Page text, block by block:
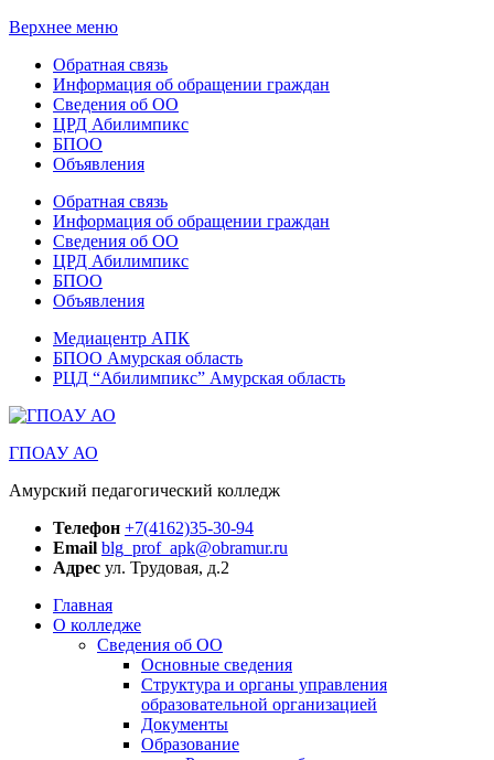
Верхнее меню
Обратная связь
Информация об обращении граждан
Сведения об ОО
ЦРД Абилимпикс
БПОО
Объявления
Обратная связь
Информация об обращении граждан
Сведения об ОО
ЦРД Абилимпикс
БПОО
Объявления
Медиацентр АПК
БПОО Амурская область
РЦД “Абилимпикс” Амурская область
ГПОАУ АО
Амурский педагогический колледж
Телефон +7(4162)35-30-94
Email blg_prof_apk@obramur.ru
Адрес ул. Трудовая, д.2
Главная
О колледже
Сведения об ОО
Основные сведения
Структура и органы управления
образовательной организацией
Документы
Образование